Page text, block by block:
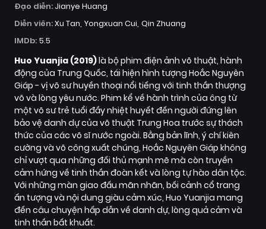
Đạo diễn: Jianye Huang
Diễn viên:Xu Tan Yongxuan Cui Qin Zhuang
IMDb: 5.5
Huo Yuanjia (2019)là bộ phim điện ảnh võ thuật, hành
động của Trung Quốc, tái hiện hình tượng Hoắc Nguyên
Giáp - vị võ sư huyền thoại nổi tiếng với tinh thần thượng
võ và lòng yêu nước. Phim kể về hành trình của ông từ
một võ sư trẻ tuổi đầy nhiệt huyết đến người đứng lên
bảo vệ danh dự của võ thuật Trung Hoa trước sự thách
thức của các võ sĩ nước ngoài. Bằng bản lĩnh, ý chí kiên
cường và võ công xuất chúng, Hoắc Nguyên Giáp không
chỉ vượt qua những đối thủ mạnh mẽ mà còn truyền
cảm hứng về tinh thần đoàn kết và lòng tự hào dân tộc.
Với những màn giao đấu mãn nhãn, bối cảnh cổ trang
ấn tượng và nội dung giàu cảm xúc, Huo Yuanjia mang
đến câu chuyện hấp dẫn về danh dự, lòng quả cảm và
tinh thần bất khuất.